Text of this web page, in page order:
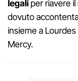
legali per riavere
dovuto
insieme a Lourdes
Mercy.